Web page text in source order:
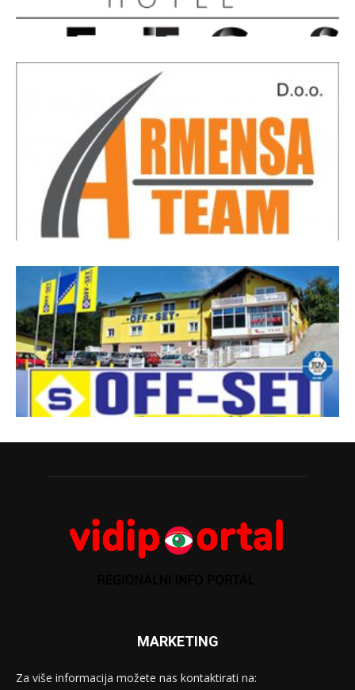
MARKETING
Za više informacija možete nas kontaktirati na: